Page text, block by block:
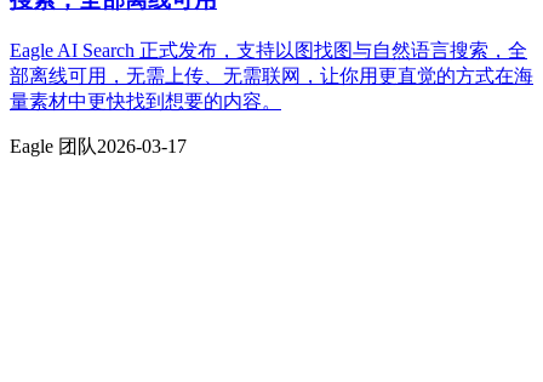
Eagle AI Search 正式发布，支持以图找图与自然语言搜索，全
部离线可用，无需上传、无需联网，让你用更直觉的方式在海
量素材中更快找到想要的内容。
Eagle 团队2026-03-17